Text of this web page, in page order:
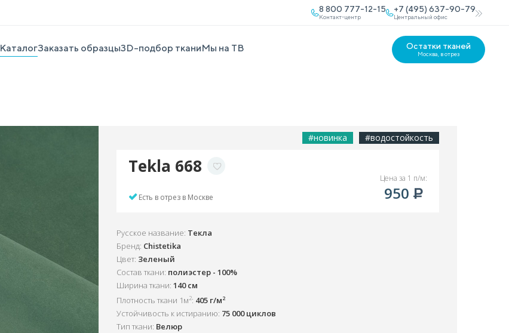
8 800 777-12-15
Контакт-центр
+7 (495) 637-90-79
Центральный офис
КаталогЗаказать образцы3D-подбор тканиМы на ТВ Остатки тканей
Москва, в отрез
#новинка #водостойкость
Tekla 668
Есть в отрез в Москве
Цена за 1 п/м:
950
Русское название: Текла
Бренд: Chistetika
Цвет: Зеленый
Состав ткани: полиэстер - 100%
Ширина ткани: 140 см
Плотность ткани 1м2: 405 г/м2
Устойчивость к истиранию: 75 000 циклов
Тип ткани: Велюр